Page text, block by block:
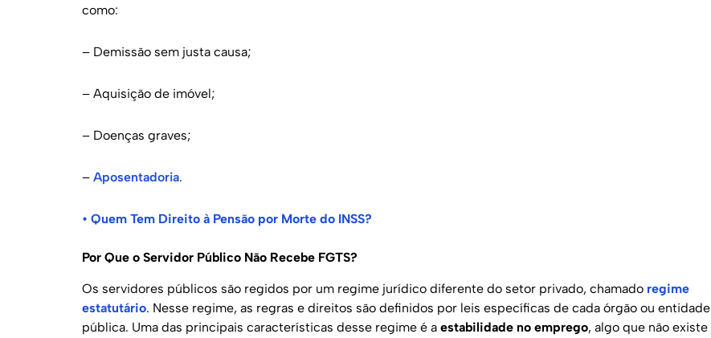
como:
– Demissão sem justa causa;
– Aquisição de imóvel;
– Doenças graves;
– Aposentadoria.
• Quem Tem Direito à Pensão por Morte do INSS?
Por Que o Servidor Público Não Recebe FGTS?
Os servidores públicos são regidos por um regime jurídico diferente do setor privado, chamado regime
estatutário. Nesse regime, as regras e direitos são definidos por leis específicas de cada órgão ou entidade
pública. Uma das principais características desse regime é a estabilidade no emprego, algo que não existe